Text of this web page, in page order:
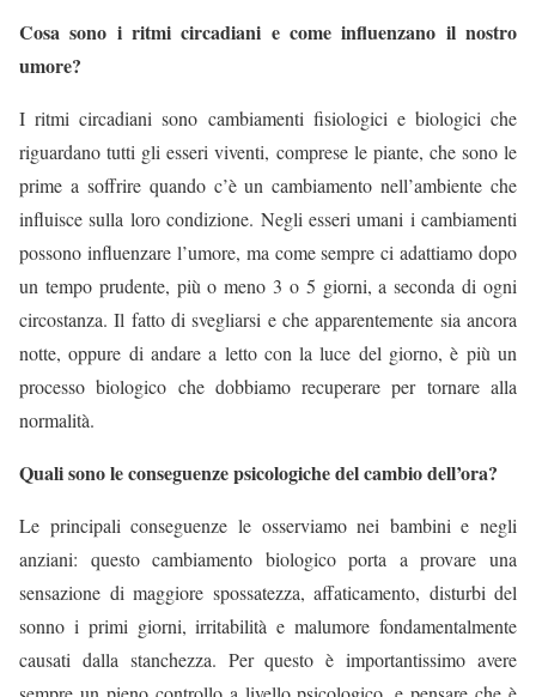
Cosa sono i ritmi circadiani e come influenzano il nostro
umore?
I ritmi circadiani sono cambiamenti fisiologici e biologici che
riguardano tutti gli esseri viventi, comprese le piante, che sono le
prime a soffrire quando c’è un cambiamento nell’ambiente che
influisce sulla loro condizione. Negli esseri umani i cambiamenti
possono influenzare l’umore, ma come sempre ci adattiamo dopo
un tempo prudente, più o meno 3 o 5 giorni, a seconda di ogni
circostanza. Il fatto di svegliarsi e che apparentemente sia ancora
notte, oppure di andare a letto con la luce del giorno, è più un
processo biologico che dobbiamo recuperare per tornare alla
normalità.
Quali sono le conseguenze psicologiche del cambio dell’ora?
Le principali conseguenze le osserviamo nei bambini e negli
anziani: questo cambiamento biologico porta a provare una
sensazione di maggiore spossatezza, affaticamento, disturbi del
sonno i primi giorni, irritabilità e malumore fondamentalmente
causati dalla stanchezza. Per questo è importantissimo avere